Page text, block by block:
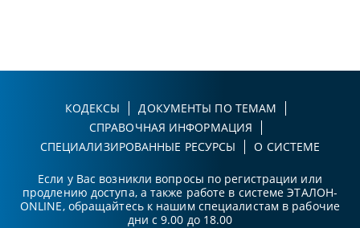
КОДЕКСЫ
ДОКУМЕНТЫ ПО ТЕМАМ
СПРАВОЧНАЯ ИНФОРМАЦИЯ
СПЕЦИАЛИЗИРОВАННЫЕ РЕСУРСЫ
О СИСТЕМЕ
Если у Вас возникли вопросы по регистрации или
продлению доступа, а также работе в системе ЭТАЛОН-
ONLINE, обращайтесь к нашим специалистам в рабочие
дни с 9.00 до 18.00